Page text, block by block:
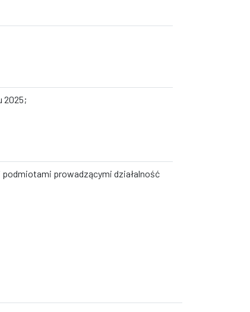
2025;
prowadzącymi działalność